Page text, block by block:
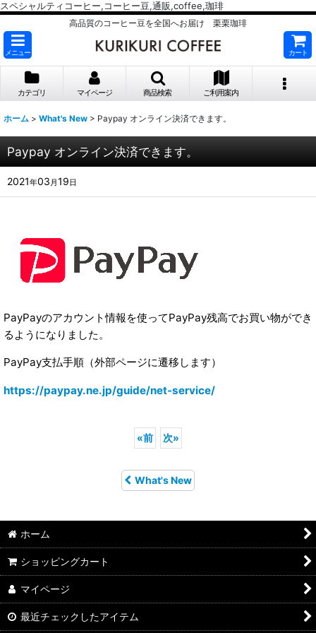
スペシャルティコーヒー,コーヒー豆,通販,coffee,珈琲
高品質のコーヒー豆を全国へお届け 栗栗珈琲
メニュー カート
カテゴリ マイページ 商品検索 ご利用案内
ホーム > What's New > Paypay オンライン決済できます。
Paypay オンライン決済できます。
2021年03 月19日
PayPayのアカウント情報を使ってPayPay残高でお買い物ができ
るようになりました。
PayPay支払手順（外部ページに遷移します）
https://paypay.ne.jp/guide/net-service/
«前 次»
What's New
ホーム
ショッピングカート
マイページ
最近チェックしたアイテム